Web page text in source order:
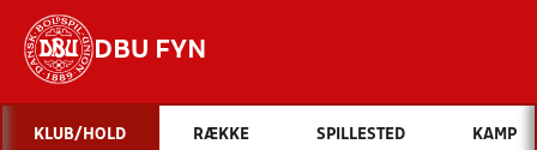
DBU FYN
Hvad vil du søge efter?
KLUB/HOLD RÆKKE SPILLESTED KAMP